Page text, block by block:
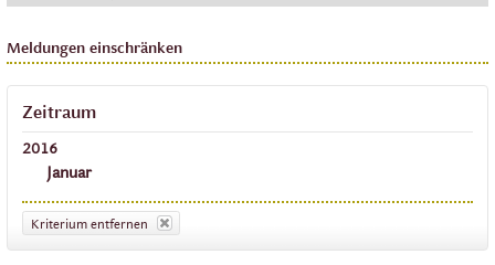
Meldungen einschränken
Zeitraum
2016
Januar
Kriterium entfernen